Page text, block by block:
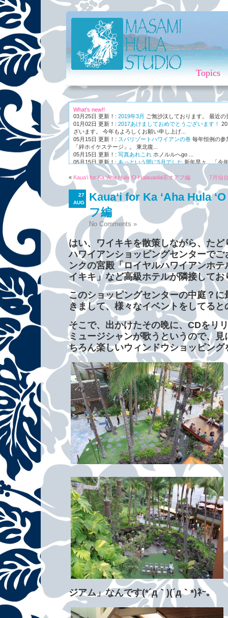
Topics
What's new!!
03月25日 更新！: 2019年3月 ご無沙汰しております。 最近
01月02日 更新！: 2017あけましておめでとうございます！
ざいます。 今年もよろしくお願い申し上げ...
05月15日 更新！: スパリゾートハワイアンの巻 毎年恒例の参
「絆ホイケステージ」。 東北復...
05月15日 更新！: 写真あれこれ ホノルルへgo ...
05月15日 更新！: あっという間に5月でした 新年早々、「今
ながら～～、まさかの5月。 世...
01月03日 更新！: Maunaleo皆様ご存じ、ケアリー・レイシ
オと...
« Kaua‘i for Ka ‘Aha Hula ‘O Halauaola④オアフ編 7月仙
27
AUG
Kaua‘i for Ka ‘Aha Hula
フ編
No Comments »
はい、ワイキキを散策しながら、た
ハワイアンショッピングセンターで
ンクの宮殿「ロイヤルハワイアンホ
イキキ」など高級ホテルが隣接してお
このショッピングセンターの中庭？
きまして、様々なイベントをしてると
そこで、出かけたその晩に、CDをリ
ミュージシャンが歌うというので、
ちろん楽しいウィンドウショッピング
ジアム」なんです(*´д｀)(´д｀*)ﾈｰ。